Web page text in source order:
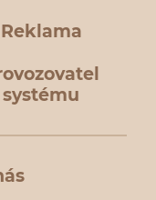
Reklama
systému